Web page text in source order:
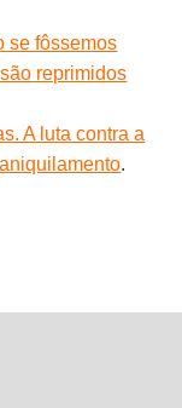
se fôssemos
reprimidos
A luta contra a
.